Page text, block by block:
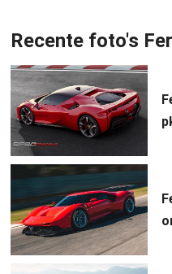
Recente foto's